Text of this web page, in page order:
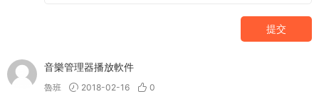
提交
音樂管理器播放軟件
魯班 2018-02-16 0